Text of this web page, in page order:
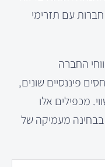
עם תזרימי
החברה
פיננסיים שונים,
מכפילים אלו
בבחינה מעמיקה של